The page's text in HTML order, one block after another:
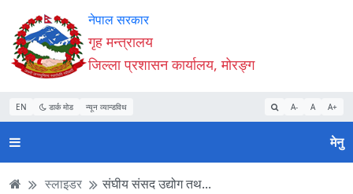
Accessibility
Mode
सुरु
गर्नुहोस्
सामाग्री
पढ्नुहाेस्
नेभिगेसन
पढ्नुहाेस्
वेबसाइट
खोजमा
जानुहोस्
नेपाल सरकार
गृह मन्त्रालय
जिल्ला प्रशासन कार्यालय, मोरङ्ग
EN डार्क मोड न्यून व्यान्डविथ A- A A+
मेनु
स्लाइडर संघीय संसद उद्योग तथ...